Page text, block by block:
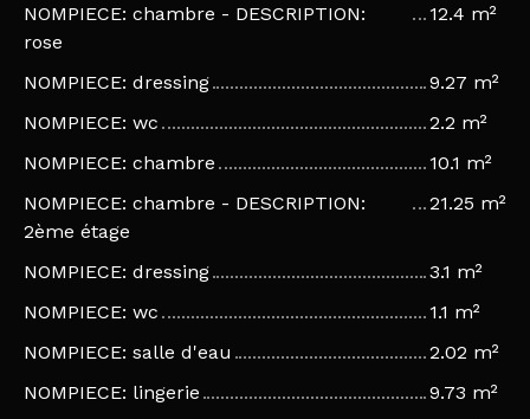
NOMPIECE: chambre - DESCRIPTION:
rose
12.4 m²
NOMPIECE: dressing
9.27 m²
NOMPIECE: wc
2.2 m²
NOMPIECE: chambre
10.1 m²
NOMPIECE: chambre - DESCRIPTION:
2ème étage
21.25 m²
NOMPIECE: dressing
3.1 m²
NOMPIECE: wc
1.1 m²
NOMPIECE: salle d'eau
2.02 m²
NOMPIECE: lingerie
9.73 m²